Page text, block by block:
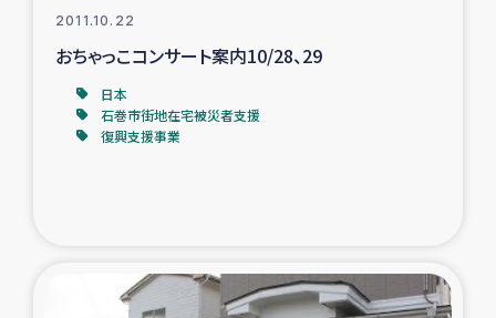
2011.10.22
おちゃっこコンサート案内10/28、29
日本
石巻市街地在宅被災者支援
復興支援事業